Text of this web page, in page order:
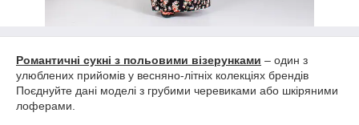
Романтичні сукні з польовими візерунками – один з
улюблених прийомів у весняно-літніх колекціях брендів
Поєднуйте дані моделі з грубими черевиками або шкіряними
лоферами.